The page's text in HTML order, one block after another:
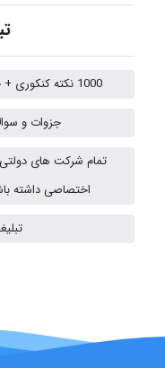
1000 نکته کنکوری + خلاصه جزوات ارشد بهداشت حرفه ای
جزوات و
تمام شرکت های
اختصاصی داشته